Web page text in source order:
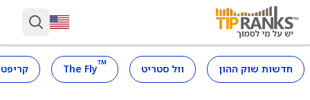
חדשות שוק ההון וול סטריט ™
The Fly